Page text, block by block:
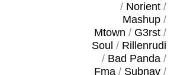
/ Norient/
Mashup/
Mtown / G3rst/
Soul / Rillenrudi
/ Bad Panda/
Fma/ Subnav/